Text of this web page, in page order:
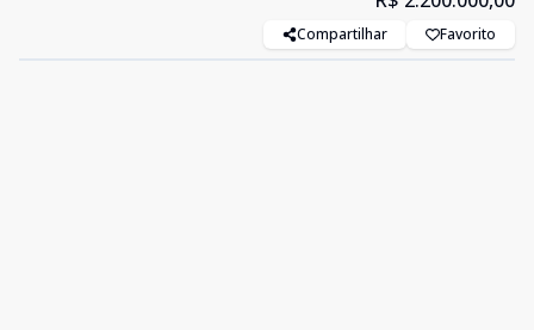
Compartilhar Favorito